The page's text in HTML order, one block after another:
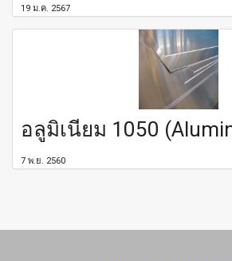
19 ม.ค. 2567
อลูมิเนียม 1050
7 พ.ย. 2560